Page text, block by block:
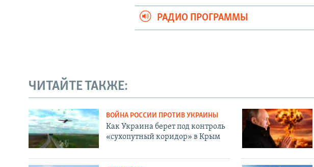
РАДИО ПРОГРАММЫ
ЧИТАЙТЕ ТАКЖЕ:
ВОЙНА РОССИИ ПРОТИВ УКРАИНЫ
Как Украина берет под контроль
«сухопутный коридор» в Крым